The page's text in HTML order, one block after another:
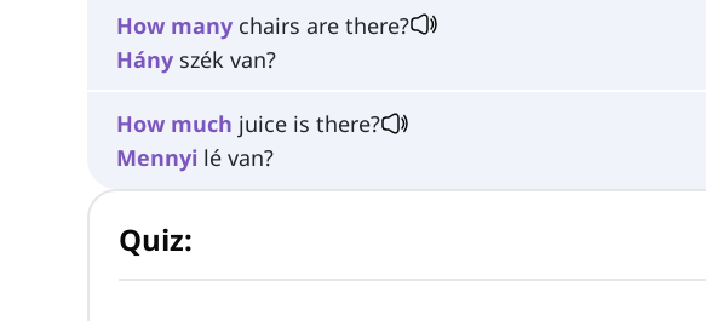
How many chairs are there?
Hány szék van?
How much juice is there?
Mennyi lé van?
Quiz: